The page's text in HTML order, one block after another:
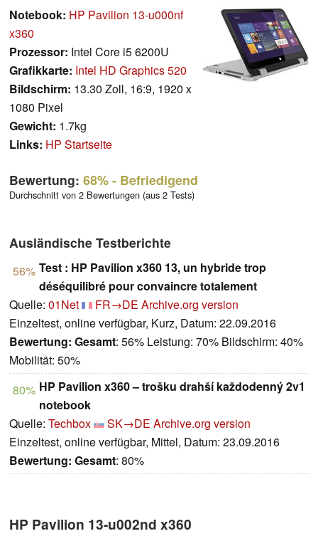
Notebook: HP Pavilion 13-u000nf
x360
Prozessor: Intel Core i5 6200U
Grafikkarte: Intel HD Graphics 520
Bildschirm: 13.30 Zoll, 16:9, 1920 x
1080 Pixel
Gewicht: 1.7kg
Links: HP Startseite
Bewertung: 68%- Befriedigend
Durchschnitt von 2 Bewertungen (aus 2 Tests)
Ausländische Testberichte
56% Test : HP Pavilion x360 13, un hybride trop
déséquilibré pour convaincre totalement
Quelle: 01Net FR→DE Archive.org version
Einzeltest, online verfügbar, Kurz, Datum: 22.09.2016
Bewertung: Gesamt: 56% Leistung: 70% Bildschirm: 40%
Mobilität: 50%
80% HP Pavilion x360 – trošku drahší každodenný 2v1
notebook
Quelle: Techbox SK→DE Archive.org version
Einzeltest, online verfügbar, Mittel, Datum: 23.09.2016
Bewertung: Gesamt: 80%
HP Pavilion 13-u002nd x360